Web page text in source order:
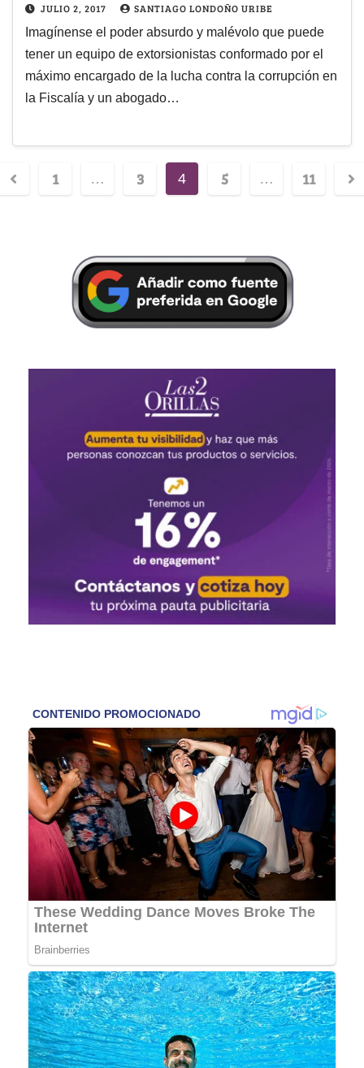
JULIO 2, 2017 SANTIAGO LONDOÑO URIBE
Imagínense el poder absurdo y malévolo que puede
tener un equipo de extorsionistas conformado por el
máximo encargado de la lucha contra la corrupción en
la Fiscalía y un abogado…
1 … 3 4 5 … 11